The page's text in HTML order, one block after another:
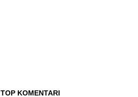
TOP KOMENTARI